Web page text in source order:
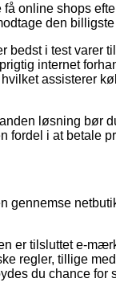
online shops
den billigste
bedst i test varer
internet
assisterer
løsning bør
fordel i at betale
gennemse
er tilsluttet e-
regler, tillige
du chance for